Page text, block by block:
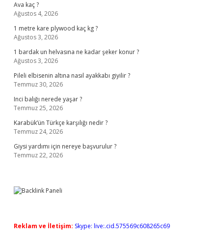
Ava kaç ?
Ağustos 4, 2026
1 metre kare plywood kaç kg ?
Ağustos 3, 2026
1 bardak un helvasına ne kadar şeker konur ?
Ağustos 3, 2026
Pileli elbisenin altına nasıl ayakkabı giyilir ?
Temmuz 30, 2026
Inci balığı nerede yaşar ?
Temmuz 25, 2026
Karabük’ün Türkçe karşılığı nedir ?
Temmuz 24, 2026
Giysi yardımı için nereye başvurulur ?
Temmuz 22, 2026
Reklam ve İletişim: Skype: live:.cid.575569c608265c69